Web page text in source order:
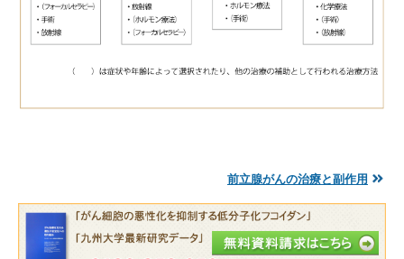
前立腺がんの治療と副作用